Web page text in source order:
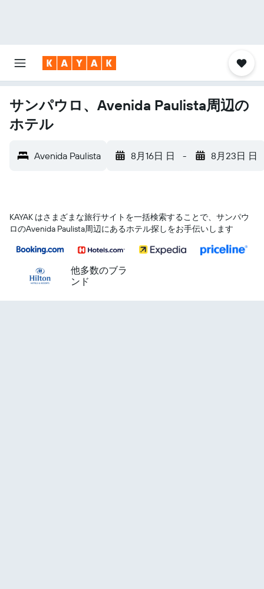
サンパウロ、Avenida Paulista周辺の
ホテル
Avenida Paulista 8月16日 日 - 8月23日 日
KAYAK はさまざまな旅行サイトを一括検索することで、サンパウ
ロ​のAvenida Paulista​周辺にあるホテル探しをお手伝いします
他多数のブラ
ンド